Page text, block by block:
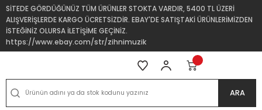
SİTEDE GÖRDÜĞÜNÜZ TÜM ÜRÜNLER STOKTA VARDIR, 5400 TL ÜZERİ
ALIŞVERİŞLERDE KARGO ÜCRETSİZDİR. EBAY'DE SATIŞTAKİ ÜRÜNLERİMİZDEN
İSTEĞİNİZ OLURSA İLETİŞİME GEÇİNİZ.
https://www.ebay.com/str/zihnimuzik
ARA